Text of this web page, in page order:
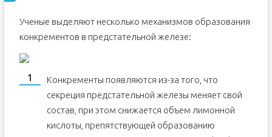
Ученые выделяют несколько механизмов образования
конкрементов в предстательной железе:
Конкременты появляются из-за того, что
секреция предстательной железы меняет свой
состав, при этом снижается объем лимонной
кислоты, препятствующей образованию